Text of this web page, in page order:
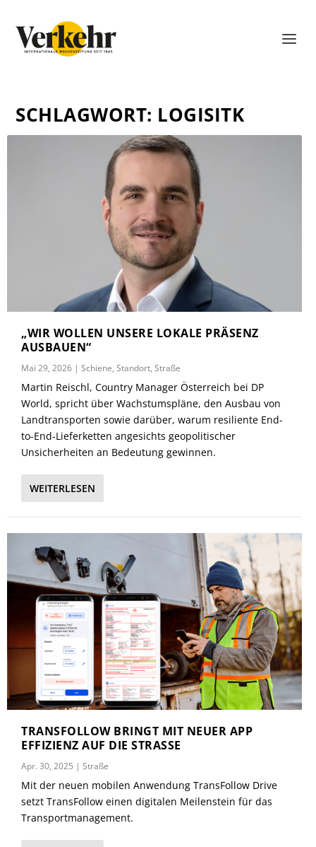
SCHLAGWORT: LOGISITK
„WIR WOLLEN UNSERE LOKALE PRÄSENZ
AUSBAUEN“
Mai 29, 2026 |Schiene,Standort,Straße
Martin Reischl, Country Manager Österreich bei DP
World, spricht über Wachstumspläne, den Ausbau von
Landtransporten sowie darüber, warum resiliente End-
to-End-Lieferketten angesichts geopolitischer
Unsicherheiten an Bedeutung gewinnen.
WEITERLESEN
TRANSFOLLOW BRINGT MIT NEUER APP
EFFIZIENZ AUF DIE STRASSE
Apr. 30, 2025 |Straße
Mit der neuen mobilen Anwendung TransFollow Drive
setzt TransFollow einen digitalen Meilenstein für das
Transportmanagement.